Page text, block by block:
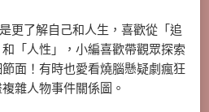
更了解自己和人生，喜歡從「追
「人性」，小編喜歡帶觀眾探索
面！有時也愛看燒腦懸疑劇瘋狂
雜人物事件關係圖。